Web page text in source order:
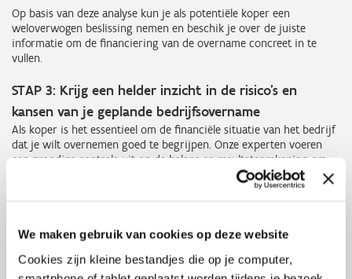
We maken gebruik van cookies op deze website
Cookies zijn kleine bestandjes die op je computer,
Op basis van deze analyse kun je als potentiële koper een
weloverwogen beslissing nemen en beschik je over de juiste
informatie om de financiering van de overname concreet in te
vullen.
STAP 3: Krijg een helder inzicht in de risico's en
kansen van je geplande bedrijfsovername
Als koper is het essentieel om de financiële situatie van het bedrijf
dat je wilt overnemen goed te begrijpen. Onze experten voeren
een grondige controle uit op de balans en resultatenrekening om
Zijn uitzonderlijke omstandigheden van invloed geweest op het
Klopt de EBITDA-berekening?